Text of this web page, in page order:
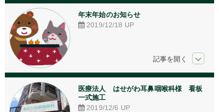
お問い合わせ
採用情報
個人情報保護方針
年末年始のお知らせ
2019/12/18 UP
医療法人　はせがわ耳鼻咽喉科様　看板
一式施工
2019/12/6 UP